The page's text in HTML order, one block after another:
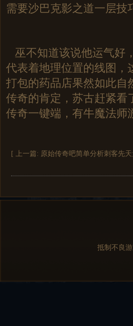
需要沙巴克影之道一层技
巫不知道该说他运气好
代表着地理位置的线图，
打包的药品店果然如此自
传奇的肯定，苏古赶紧看
传奇一键端，有牛魔法师
[ 上一篇: 原始传奇吧简单分析刺客先天
抵制不良